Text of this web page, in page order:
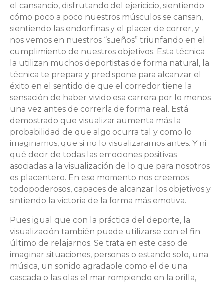
el cansancio, disfrutando del ejericicio, sientiendo
cómo poco a poco nuestros músculos se cansan,
sientiendo las endorfinas y el placer de correr, y
nos vemos en nuestros “sueños” triunfando en el
cumplimiento de nuestros objetivos. Esta técnica
la utilizan muchos deportistas de forma natural, la
técnica te prepara y predispone para alcanzar el
éxito en el sentido de que el corredor tiene la
sensación de haber vivido esa carrera por lo menos
una vez antes de correrla de forma real. Está
demostrado que visualizar aumenta más la
probabilidad de que algo ocurra tal y como lo
imaginamos, que si no lo visualizaramos antes. Y ni
qué decir de todas las emociones positivas
asociadas a la visualización de lo que para nosotros
es placentero. En ese momento nos creemos
todopoderosos, capaces de alcanzar los objetivos y
sintiendo la victoria de la forma más emotiva.
Pues igual que con la práctica del deporte, la
visualización también puede utilizarse con el fin
último de relajarnos. Se trata en este caso de
imaginar situaciones, personas o estando solo, una
música, un sonido agradable como el de una
cascada o las olas el mar rompiendo en la orilla,